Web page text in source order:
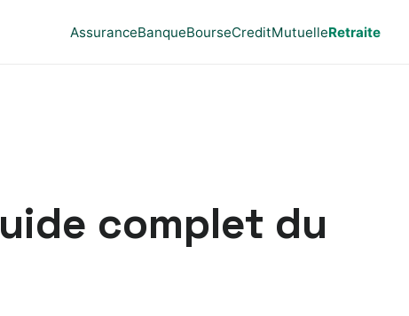
AssuranceBanqueBourseCreditMutuelleRetraite
complet du